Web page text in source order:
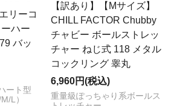
リーコ
ハー
バッ
ート型
L）
【訳あり】【Mサイズ】
CHILL FACTOR Chubby
チャビー ボールストレッ
チャー ねじ式 118 メタル
コックリング 睾丸
6,960円(税込)
重量級ぽっちゃり系ボールス